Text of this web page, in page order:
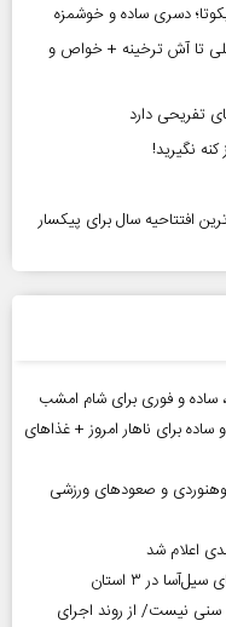
دسری ساده و خوشمزه
تا آش ترخینه + خواص و
تفریحی دارد
نگیرید!
خوشمزه و ساده برای ناهار امروز + غذاهای
و صعودهای ورزشی
اعلام شد
نیست/ از روند اجرای